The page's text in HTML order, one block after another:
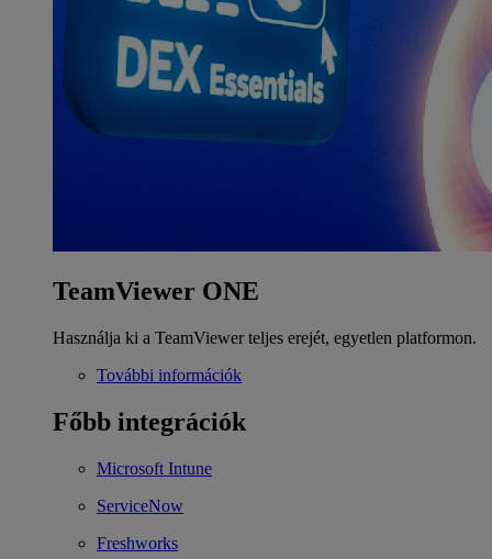
TeamViewer ONE
Használja ki a TeamViewer teljes erejét, egyetlen platformon.
További információk
Főbb integrációk
Microsoft Intune
ServiceNow
Freshworks